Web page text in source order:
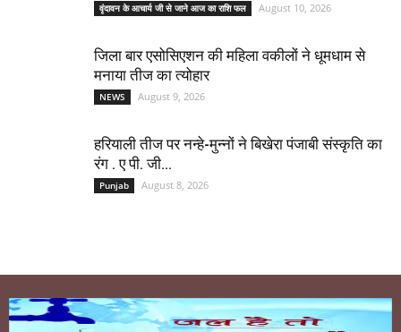
वृंदावन के आचार्य जी से जाने आज का राशि फल August 10, 2026
जिला बार एसोसिएशन की महिला वकीलों ने धूमधाम से
मनाया तीज का त्योहार
NEWS August 9, 2026
हरियाली तीज पर नन्हे-मुन्नों ने बिखेरा पंजाबी संस्कृति का
रंग . ए पी. जी...
Punjab August 8, 2026